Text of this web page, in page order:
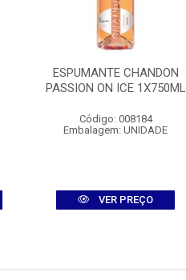
ESPUMANTE CHANDON
PASSION ON ICE 1X750ML
Código: 008184
Embalagem: UNIDADE
VER PREÇO